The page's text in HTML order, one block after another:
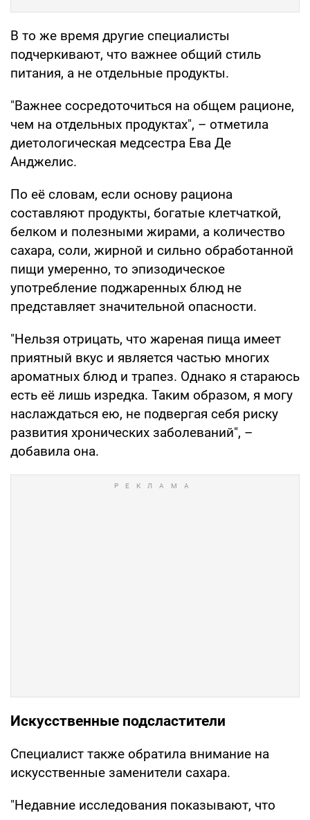
В то же время другие специалисты
подчеркивают, что важнее общий стиль
питания, а не отдельные продукты.
"Важнее сосредоточиться на общем рационе,
чем на отдельных продуктах", – отметила
диетологическая медсестра Ева Де
Анджелис.
По её словам, если основу рациона
составляют продукты, богатые клетчаткой,
белком и полезными жирами, а количество
сахара, соли, жирной и сильно обработанной
пищи умеренно, то эпизодическое
употребление поджаренных блюд не
представляет значительной опасности.
"Нельзя отрицать, что жареная пища имеет
приятный вкус и является частью многих
ароматных блюд и трапез. Однако я стараюсь
есть её лишь изредка. Таким образом, я могу
наслаждаться ею, не подвергая себя риску
развития хронических заболеваний", –
добавила она.
Искусственные подсластители
Специалист также обратила внимание на
искусственные заменители сахара.
"Недавние исследования показывают, что